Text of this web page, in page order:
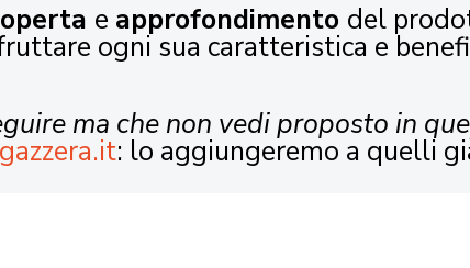
e approfondimento del
ogni sua caratteristica e
ma che non vedi proposto in
: lo aggiungeremo a quelli